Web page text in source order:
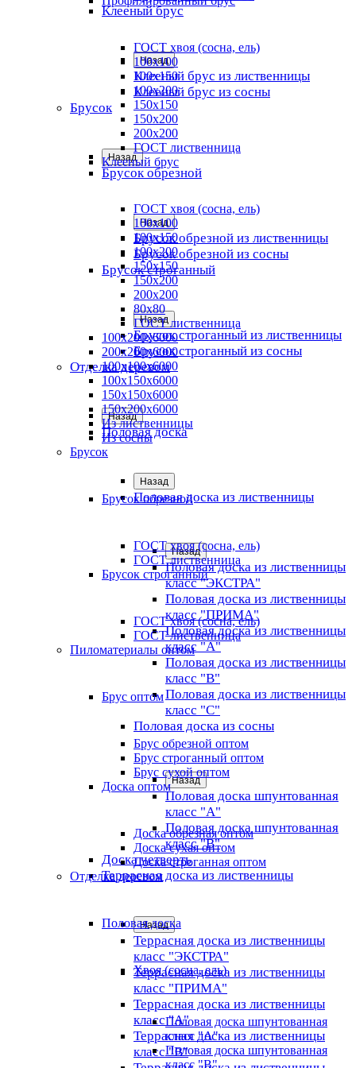
Клееный брус
Назад
Клееный брус из лиственницы
Клееный брус из сосны
Брусок
Назад
Брусок обрезной
Назад
Брусок обрезной из лиственницы
Брусок обрезной из сосны
Брусок строганный
Назад
Брусок строганный из лиственницы
Брусок строганный из сосны
Отделка деревом
Назад
Половая доска
Назад
Половая доска из лиственницы
Назад
Половая доска из лиственницы
класс "ЭКСТРА"
Половая доска из лиственницы
класс "ПРИМА"
Половая доска из лиственницы
класс "А"
Половая доска из лиственницы
класс "B"
Половая доска из лиственницы
класс "C"
Половая доска из сосны
Назад
Половая доска шпунтованная
класс "А"
Половая доска шпунтованная
класс "B"
Доска четверть
Террасная доска из лиственницы
Назад
Террасная доска из лиственницы
класс "ЭКСТРА"
Террасная доска из лиственницы
класс "ПРИМА"
Террасная доска из лиственницы
класс "А"
Террасная доска из лиственницы
класс "B"
ГОСТ хвоя (сосна, ель)
100x100
100x150
100x200
150x150
150x200
200x200
ГОСТ лиственница
Клееный брус
ГОСТ хвоя (сосна, ель)
100x100
100x150
100x200
150x150
150x200
200x200
80х80
ГОСТ лиственница
100х200х6000
200х200х6000
100х100х6000
100х150х6000
150х150х6000
150х200х6000
Из лиственницы
Из сосны
Брусок
Брусок обрезной
ГОСТ хвоя (сосна, ель)
ГОСТ лиственница
Брусок строганный
ГОСТ хвоя (сосна, ель)
ГОСТ лиственница
Пиломатериалы оптом
Брус оптом
Брус обрезной оптом
Брус строганный оптом
Брус сухой оптом
Доска оптом
Доска обрезная оптом
Доска сухая оптом
Доска строганная оптом
Отделка деревом
Половая доска
Хвоя (сосна, ель)
Половая доска шпунтованная
класс "А"
Половая доска шпунтованная
класс "B"